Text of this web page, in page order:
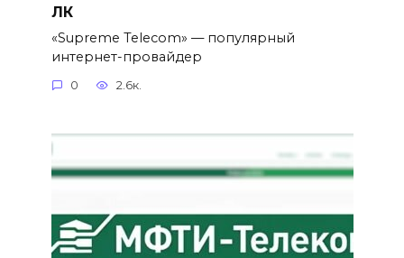
ЛК
«Supreme Telecom» — популярный
интернет-провайдер
0 2.6к.